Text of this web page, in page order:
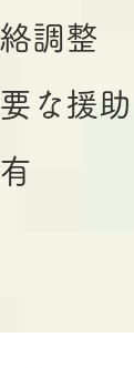
調整
な援